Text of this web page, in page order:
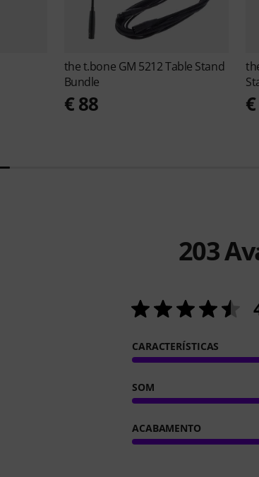
the t.bone GM 5212 Table Stand
Bundle
€ 88
203
CARACTERÍSTICAS
SOM
ACABAMENTO